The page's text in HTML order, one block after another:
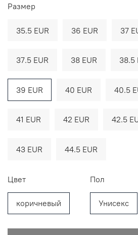
Размер
35.5 EUR 36 EUR 37
37.5 EUR 38 EUR 38.5
39 EUR 40 EUR 40.5
41 EUR 42 EUR 42.5
43 EUR 44.5 EUR
Цвет
коричневый
Пол
Унисекс